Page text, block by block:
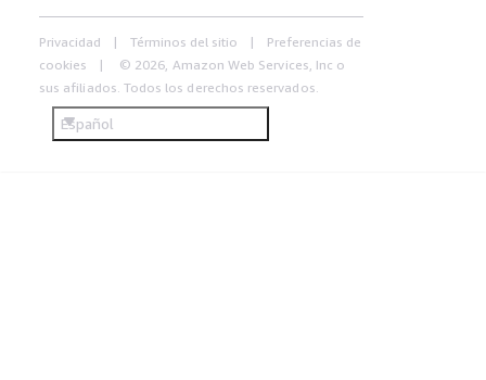
Privacidad Términos del sitio
Preferencias de
cookies
© 2026, Amazon Web Services, Inc o
sus afiliados. Todos los derechos reservados.
Español